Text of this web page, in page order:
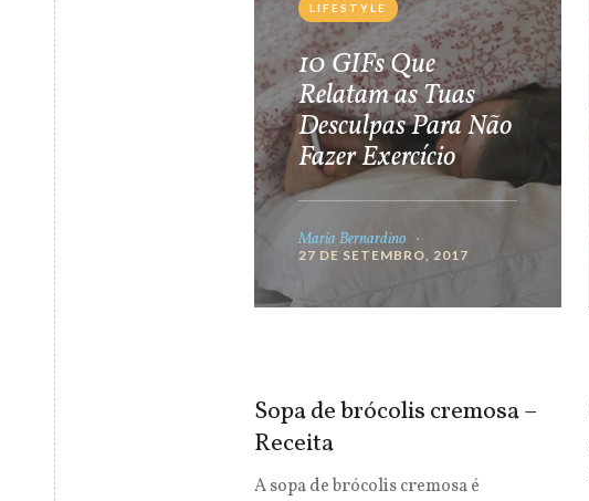
LIFESTYLE
10 GIFs Que
Relatam as Tuas
Desculpas Para Não
Fazer Exercício
Maria Bernardino
27 DE SETEMBRO, 2017
Sopa de brócolis cremosa –
Receita
A sopa de brócolis cremosa é